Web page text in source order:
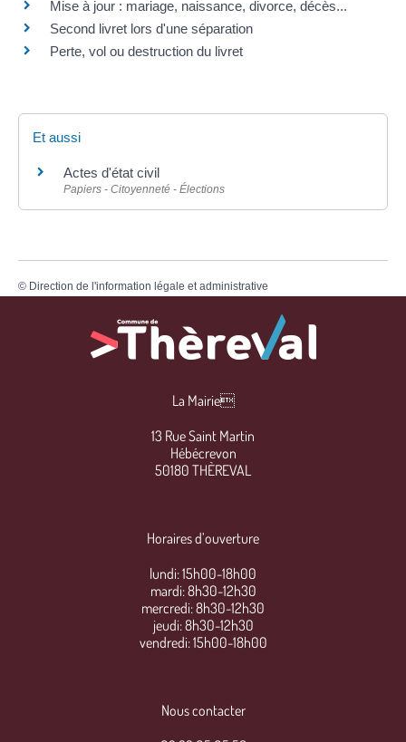
Mise à jour : mariage, naissance, divorce, décès...
Second livret lors d'une séparation
Perte, vol ou destruction du livret
Et aussi
Actes d'état civil
Papiers - Citoyenneté - Élections
© Direction de l'information légale et administrative
La Mairie
13 Rue Saint Martin
Hébécrevon
50180 THÈREVAL
Horaires d’ouverture
lundi: 15h00-18h00
mardi: 8h30-12h30
mercredi: 8h30-12h30
jeudi: 8h30-12h30
vendredi: 15h00-18h00
Nous contacter